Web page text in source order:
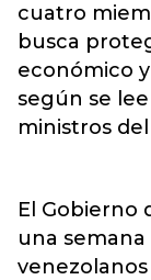
cuatro
busca
económico
según se
ministros
El Gobierno
una